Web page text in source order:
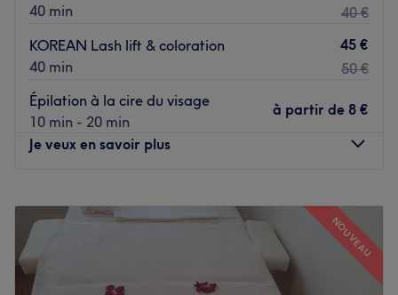
bienveillance pour des soins adaptés à leurs envies.
Nos coups de cœur :
L’atmosphère : un cadre accueillant et apaisant, idéal
Les spécialités de l’établissement : les ongles et la beauté
du regard.
Voir le salon
40 min
40 €
KOREAN Lash lift & coloration
40 min
45 €
50 €
Épilation à la cire du visage
10 min - 20 min
à partir de 8 €
Je veux en savoir plus
Mardi
–19:00
10:00
19:00
10:00
10:00
NOUVEAU